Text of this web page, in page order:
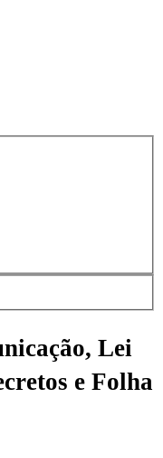
Lei
e Folha